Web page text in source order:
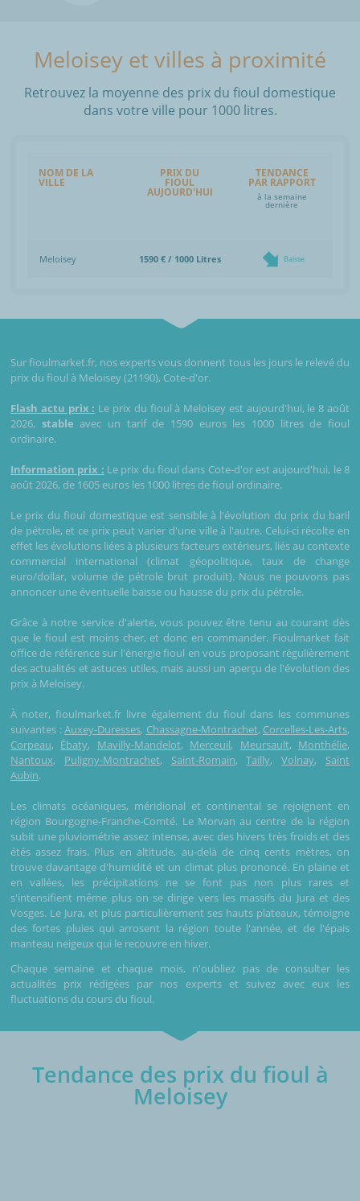
Meloisey et villes à proximité
Retrouvez la moyenne des prix du fioul domestique
dans votre ville pour 1000 litres.
NOM DE LA
VILLE
PRIX DU
FIOUL
AUJOURD'HUI
TENDANCE
PAR RAPPORT
à la semaine
dernière
Meloisey 1590 € / 1000 Litres Baisse
Sur fioulmarket.fr, nos experts vous donnent tous les jours le relevé du
prix du fioul à Meloisey (21190), Cote-d'or.
Flash actu prix : Le prix du fioul à Meloisey est aujourd'hui, le 8 août
2026, stable avec un tarif de 1590 euros les 1000 litres de fioul
ordinaire.
Information prix : Le prix du fioul dans Cote-d'or est aujourd'hui, le 8
août 2026, de 1605 euros les 1000 litres de fioul ordinaire.
Le prix du fioul domestique est sensible à l'évolution du prix du baril
de pétrole, et ce prix peut varier d'une ville à l'autre. Celui-ci récolte en
effet les évolutions liées à plusieurs facteurs extérieurs, liés au contexte
commercial international (climat géopolitique, taux de change
euro/dollar, volume de pétrole brut produit). Nous ne pouvons pas
annoncer une éventuelle baisse ou hausse du prix du pétrole.
Grâce à notre service d'alerte, vous pouvez être tenu au courant dès
que le fioul est moins cher, et donc en commander. Fioulmarket fait
office de référence sur l'énergie fioul en vous proposant régulièrement
des actualités et astuces utiles, mais aussi un aperçu de l'évolution des
prix à Meloisey.
À noter, fioulmarket.fr livre également du fioul dans les communes
suivantes :Auxey-Duresses, Chassagne-Montrachet, Corcelles-Les-Arts,
Corpeau, Ébaty, Mavilly-Mandelot, Merceuil, Meursault, Monthélie,
Nantoux, Puligny-Montrachet, Saint-Romain,Tailly,Volnay, Saint
Aubin.
Les climats océaniques, méridional et continental se rejoignent en
région Bourgogne-Franche-Comté. Le Morvan au centre de la région
subit une pluviométrie assez intense, avec des hivers très froids et des
étés assez frais. Plus en altitude, au-delà de cinq cents mètres, on
trouve davantage d'humidité et un climat plus prononcé. En plaine et
en vallées, les précipitations ne se font pas non plus rares et
s'intensifient même plus on se dirige vers les massifs du Jura et des
Vosges. Le Jura, et plus particulièrement ses hauts plateaux, témoigne
des fortes pluies qui arrosent la région toute l'année, et de l'épais
manteau neigeux qui le recouvre en hiver.
Chaque semaine et chaque mois, n'oubliez pas de consulter les
actualités prix rédigées par nos experts et suivez avec eux les
fluctuations du cours du fioul.
Tendance des prix du fioul à
Meloisey